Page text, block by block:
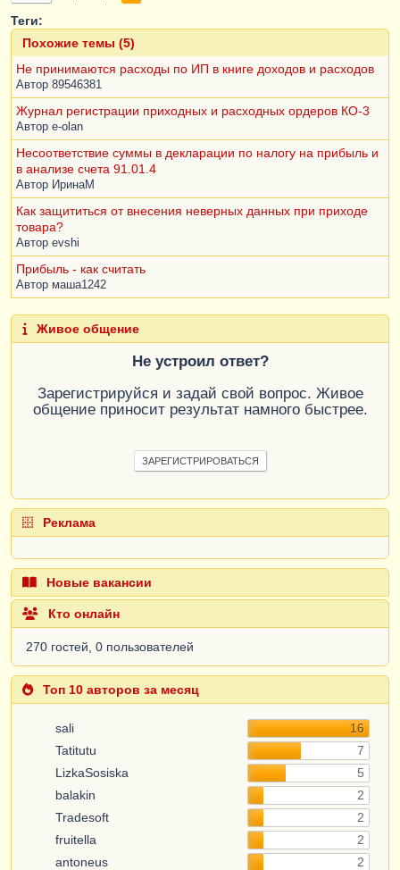
Теги:
Похожие темы (5)
Не принимаются расходы по ИП в книге доходов и расходов
Автор 89546381
Журнал регистрации приходных и расходных ордеров КО-3
Автор e-olan
Несоответствие суммы в декларации по налогу на прибыль и
в анализе счета 91.01.4
Автор ИринаM
Как защититься от внесения неверных данных при приходе
товара?
Автор evshi
Прибыль - как считать
Автор маша1242
Живое общение
Не устроил ответ?
Зарегистрируйся и задай свой вопрос. Живое
общение приносит результат намного быстрее.
ЗАРЕГИСТРИРОВАТЬСЯ
Реклама
Новые вакансии
Кто онлайн
270 гостей, 0 пользователей
Топ 10 авторов за месяц
sali
16
Tatitutu
7
LizkaSosiska
5
balakin
2
Tradesoft
2
fruitella
2
antoneus
2